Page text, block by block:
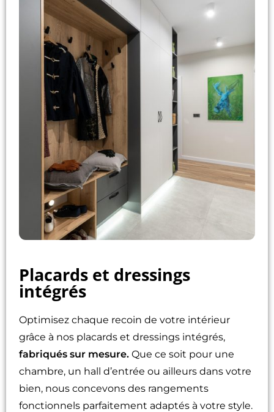
Placards et dressings
intégrés
Optimisez chaque recoin de votre intérieur
grâce à nos placards et dressings intégrés,
fabriqués sur mesure. Que ce soit pour une
chambre, un hall d’entrée ou ailleurs dans votre
bien, nous concevons des rangements
fonctionnels parfaitement adaptés à votre style.